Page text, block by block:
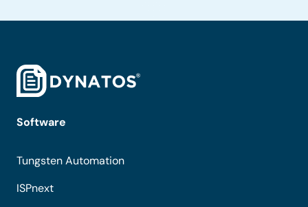
Software
Tungsten Automation
ISPnext